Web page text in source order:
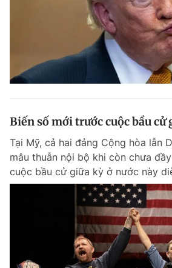
Biến số mới trước cuộc bầu cử
Tại Mỹ, cả hai đảng Cộng hòa lẫn
mâu thuẫn nội bộ khi còn chưa
cuộc bầu cử giữa kỳ ở nước này